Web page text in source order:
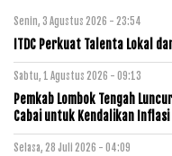
Senin, 3 Agustus 2026 - 23:54
ITDC Perkuat Talenta Lokal
Sabtu, 1 Agustus 2026 - 09:13
Pemkab Lombok Tengah
Cabai untuk Kendalikan Inflasi
Selasa, 28 Juli 2026 - 04:09